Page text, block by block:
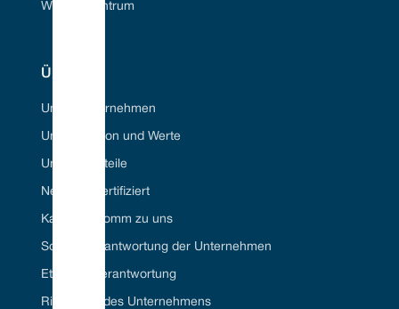
Wissenszentrum
ÜBER
Unser Unternehmen
Unsere Vision und Werte
Unsere Vorteile
Net Zero-zertifiziert
Karriere//Komm zu uns
Soziale Verantwortung der Unternehmen
Ethische Verantwortung
Richtlinien des Unternehmens